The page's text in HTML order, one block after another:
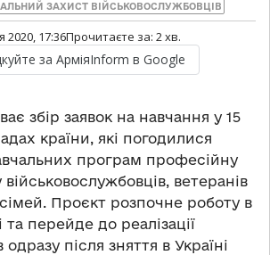
ЗАХИСТ ВІЙСЬКОВОСЛУЖБОВЦІВ
2020, 17:36Прочитаєте за: 2хв.
за АрміяInform в Google
збір заявок на навчання у 15
країни, які погодилися
програм професійну
військовослужбовців, ветеранів
сімей. Проєкт розпочне роботу в
перейде до реалізації
після зняття в Україні